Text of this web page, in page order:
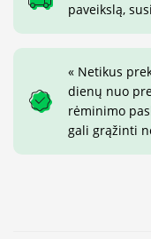
paveikslą,
« Netikus
dienų nuo
rėminimo
gali grąžinti